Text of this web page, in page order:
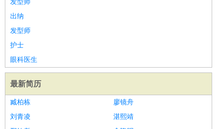
发型师
出纳
发型师
护士
眼科医生
最新简历
臧柏栋
廖镜舟
刘青凌
湛熙靖